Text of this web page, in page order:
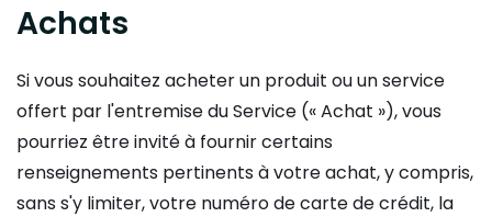
Achats
Si vous souhaitez acheter un produit ou un service
offert par l'entremise du Service (« Achat »), vous
pourriez être invité à fournir certains
renseignements pertinents à votre achat, y compris,
sans s'y limiter, votre numéro de carte de crédit, la